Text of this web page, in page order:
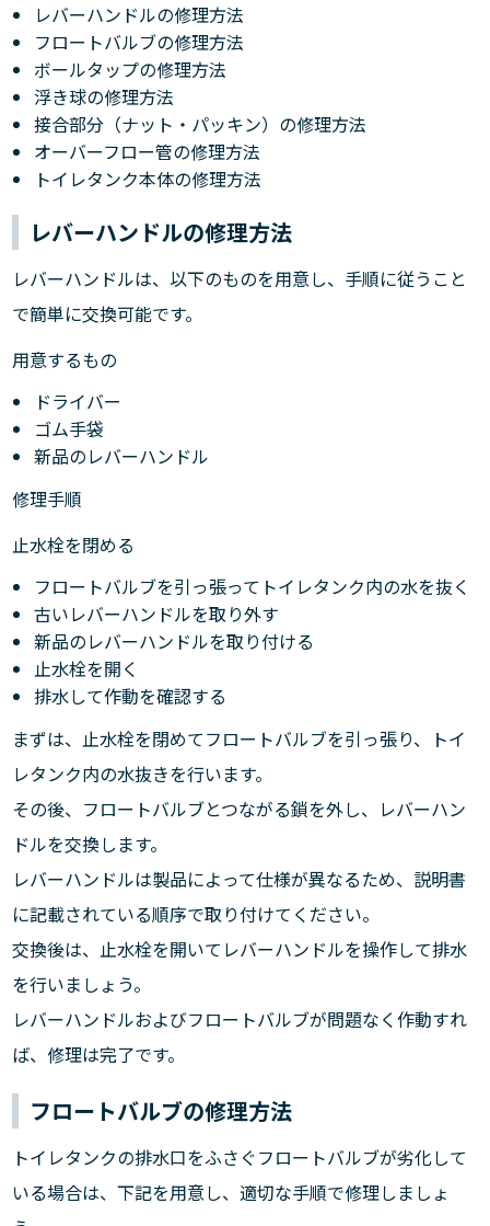
レバーハンドルの修理方法
フロートバルブの修理方法
ボールタップの修理方法
浮き球の修理方法
接合部分（ナット・パッキン）の修理方法
オーバーフロー管の修理方法
トイレタンク本体の修理方法
レバーハンドルの修理方法
レバーハンドルは、以下のものを用意し、手順に従うこと
で簡単に交換可能です。
用意するもの
ドライバー
ゴム手袋
新品のレバーハンドル
修理手順
止水栓を閉める
フロートバルブを引っ張ってトイレタンク内の水を抜く
古いレバーハンドルを取り外す
新品のレバーハンドルを取り付ける
止水栓を開く
排水して作動を確認する
まずは、止水栓を閉めてフロートバルブを引っ張り、トイ
レタンク内の水抜きを行います。
その後、フロートバルブとつながる鎖を外し、レバーハン
ドルを交換します。
レバーハンドルは製品によって仕様が異なるため、説明書
に記載されている順序で取り付けてください。
交換後は、止水栓を開いてレバーハンドルを操作して排水
を行いましょう。
レバーハンドルおよびフロートバルブが問題なく作動すれ
ば、修理は完了です。
フロートバルブの修理方法
トイレタンクの排水口をふさぐフロートバルブが劣化して
いる場合は、下記を用意し、適切な手順で修理しましょ